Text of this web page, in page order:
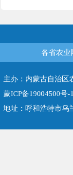
各省农业
主办：内蒙古自治
蒙ICP备19004500号-
地址：呼和浩特市